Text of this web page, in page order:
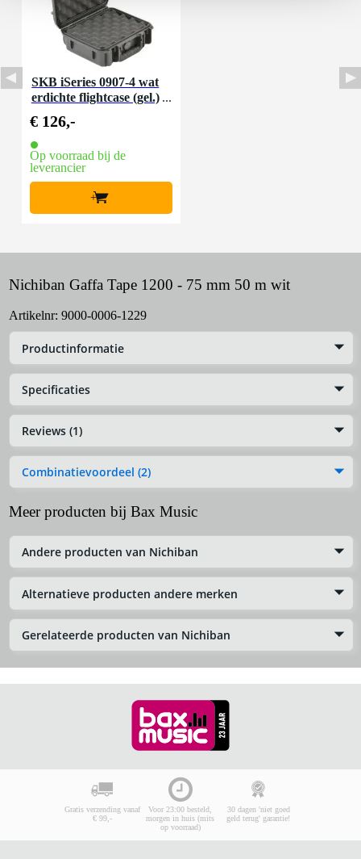
SKB iSeries 0907-4 wat
erdichte flightcase (gel.)
€ 126,-
Op voorraad bij de
leverancier
+
Nichiban Gaffa Tape 1200 - 75 mm 50 m wit
Artikelnr: 9000-0006-1229
Productinformatie
Specificaties
Reviews (1)
Combinatievoordeel (2)
Meer producten bij Bax Music
Andere producten van Nichiban
Alternatieve producten andere merken
Gerelateerde producten van Nichiban
Gratis verzending vanaf
€ 99,-
Voor 23:00 besteld,
morgen in huis (mits
op voorraad)
30 dagen 'niet goed
geld terug' garantie!